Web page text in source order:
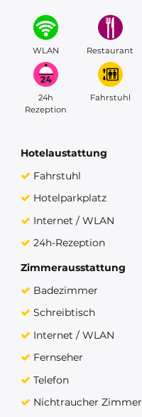
WLAN Restaurant
24h
Rezeption
Fahrstuhl
Hotelaustattung
Fahrstuhl
Hotelparkplatz
Internet / WLAN
24h-Rezeption
Zimmerausstattung
Badezimmer
Schreibtisch
Internet / WLAN
Fernseher
Telefon
Nichtraucher Zimmer